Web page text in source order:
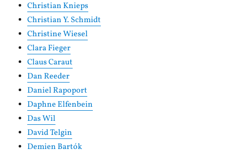
Christian Knieps
Christian Y. Schmidt
Christine Wiesel
Clara Fieger
Claus Caraut
Dan Reeder
Daniel Rapoport
Daphne Elfenbein
Das Wil
David Telgin
Demien Bartók